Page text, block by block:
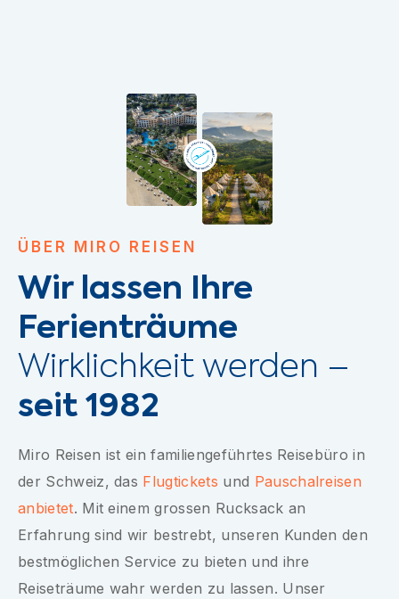
ÜBER MIRO REISEN
Wir lassen Ihre
Ferienträume
Wirklichkeit werden –
seit 1982
Miro Reisen ist ein familiengeführtes Reisebüro in
der Schweiz, das Flugtickets und Pauschalreisen
anbietet. Mit einem grossen Rucksack an
Erfahrung sind wir bestrebt, unseren Kunden den
bestmöglichen Service zu bieten und ihre
Reiseträume wahr werden zu lassen. Unser